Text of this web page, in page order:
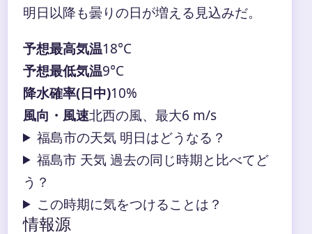
明日以降も曇りの日が増える見込みだ。
予想最高気温18°C
予想最低気温9°C
降水確率(日中)10%
風向・風速北西の風、最大6 m/s
福島市の天気 明日はどうなる？
福島市 天気 過去の同じ時期と比べてど
う？
この時期に気をつけることは？
情報源